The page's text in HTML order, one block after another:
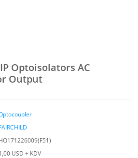
Optoisolators AC
Output
USD + KDV